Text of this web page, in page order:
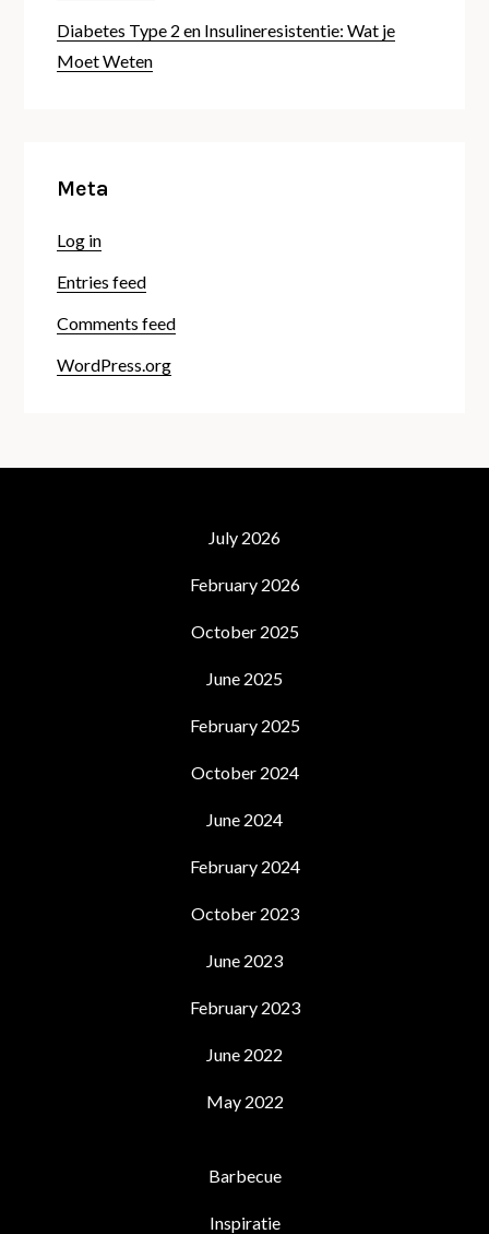
Diabetes Type 2 en Insulineresistentie: Wat je
Moet Weten
Meta
Log in
Entries feed
Comments feed
WordPress.org
July 2026
February 2026
October 2025
June 2025
February 2025
October 2024
June 2024
February 2024
October 2023
June 2023
February 2023
June 2022
May 2022
Barbecue
Inspiratie